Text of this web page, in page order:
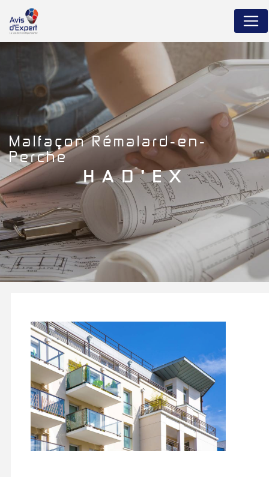
malfaçon Rémalard-en-
Perche
HAD'EX
Panneau de gestion des cookies